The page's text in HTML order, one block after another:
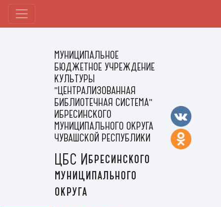
МУНИЦИПАЛЬНОЕ
БЮДЖЕТНОЕ УЧРЕЖДЕНИЕ
КУЛЬТУРЫ
"ЦЕНТРАЛИЗОВАННАЯ
БИБЛИОТЕЧНАЯ СИСТЕМА"
ИБРЕСИНСКОГО
МУНИЦИПАЛЬНОГО ОКРУГА
ЧУВАШСКОЙ РЕСПУБЛИКИ
ЦБС Ибресинского
муниципального
округа